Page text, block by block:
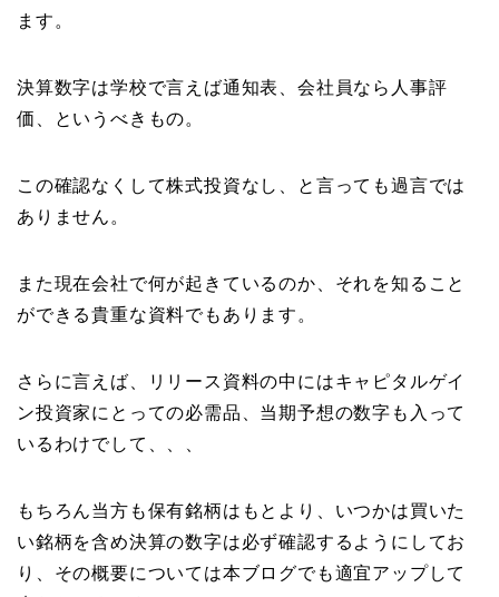
ます。
決算数字は学校で言えば通知表、会社員なら人事評
価、というべきもの。
この確認なくして株式投資なし、と言っても過言では
ありません。
また現在会社で何が起きているのか、それを知ること
ができる貴重な資料でもあります。
さらに言えば、リリース資料の中にはキャピタルゲイ
ン投資家にとっての必需品、当期予想の数字も入って
いるわけでして、、、
もちろん当方も保有銘柄はもとより、いつかは買いた
い銘柄を含め決算の数字は必ず確認するようにしてお
り、その概要については本ブログでも適宜アップして